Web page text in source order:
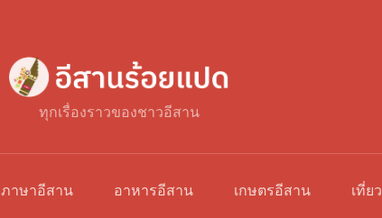
ทุกเรื่องราวของชาวอีสาน
ภาษาอีสาน อาหารอีสาน เกษตรอีสาน เที่ย